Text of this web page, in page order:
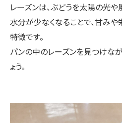
レーズンは、ぶどうを太陽の光や
水分が少なくなることで、甘み
特徴です。
パンの中のレーズンを見つけな
ょう。